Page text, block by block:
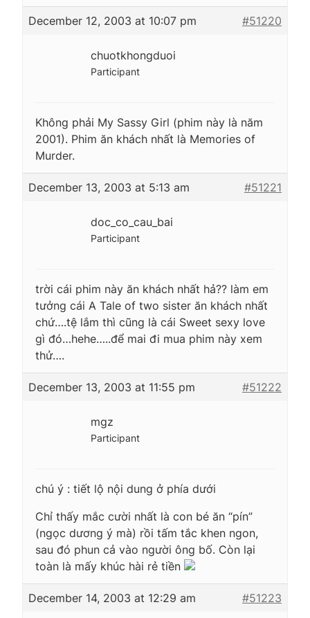
December 12, 2003 at 10:07 pm #51220
chuotkhongduoi
Participant
Không phải My Sassy Girl (phim này là năm
2001). Phim ăn khách nhất là Memories of
Murder.
December 13, 2003 at 5:13 am #51221
doc_co_cau_bai
Participant
trời cái phim này ăn khách nhất hả?? làm em
tưởng cái A Tale of two sister ăn khách nhất
chứ….tệ lắm thì cũng là cái Sweet sexy love
gì đó…hehe…..để mai đi mua phim này xem
thử….
December 13, 2003 at 11:55 pm #51222
mgz
Participant
chú ý : tiết lộ nội dung ở phía dưới
Chỉ thấy mắc cười nhất là con bé ăn “pín”
(ngọc dương ý mà) rồi tấm tắc khen ngon,
sau đó phun cả vào người ông bố. Còn lại
toàn là mấy khúc hài rẻ tiền
December 14, 2003 at 12:29 am #51223